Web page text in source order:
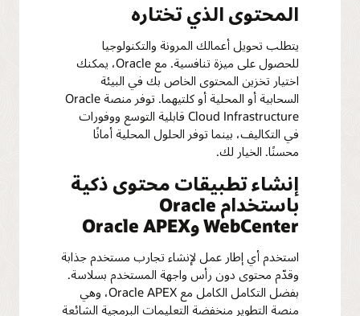
المحتوى الذي تختاره
يتطلب تحويل أعمالك المرونة والتكنولوجيا
للحصول على ميزة تنافسية. مع Oracle، يمكنك
اختيار تخزين المحتوى الخاص بك في البيئة
السحابية أو المحلية أو كلتيهما. توفر منصة Oracle
Cloud Infrastructure قابلية التوسع ووفورات
في التكاليف، بينما توفر الحلول المحلية أمانًا
محسنًا. الخيار لك.
إنشاء تطبيقات محتوى ذكية
باستخدام Oracle
WebCenter وOracle APEX
استخدم أي إطار عمل لإنشاء تجارب مستخدم جذابة
وقدّم محتوى دون رأس واجهة المستخدم بسلاسة.
بفضل التكامل الكامل مع Oracle APEX، وهي
منصة التطوير منخفضة التعليمات البرمجية الشائعة